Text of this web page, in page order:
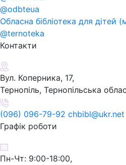
@odbteua
Обласна бібліотека для дітей
@ternoteka
Контакти
Вул. Коперника, 17,
Тернопіль, Тернопільська
(096) 096-79-92 chbibl@ukr.net
Графік роботи
Пн-Чт: 9:00-18:00,